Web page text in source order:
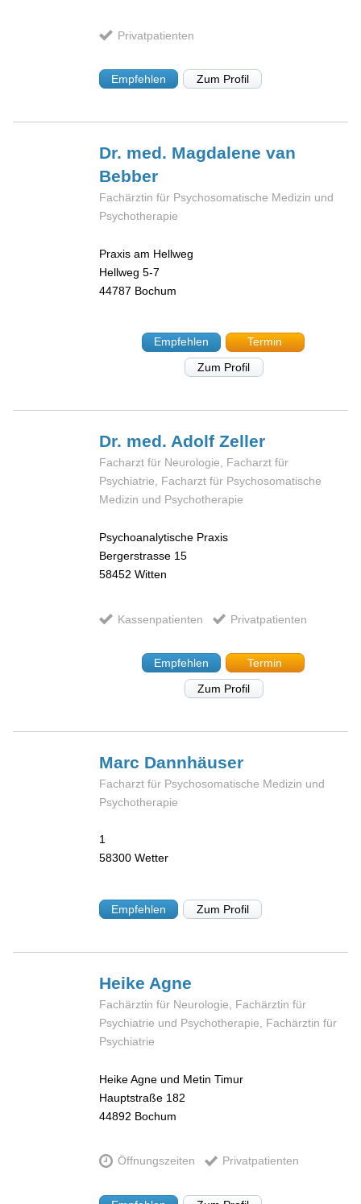
Privatpatienten
Empfehlen Zum Profil
Dr. med. Magdalenevan
Bebber
Fachärztin für Psychosomatische Medizin und
Psychotherapie
Praxis am Hellweg
Hellweg 5-7
44787 Bochum
Empfehlen
Termin
Zum Profil
Dr. med. AdolfZeller
Facharzt für Neurologie, Facharzt für
Psychiatrie, Facharzt für Psychosomatische
Medizin und Psychotherapie
Psychoanalytische Praxis
Bergerstrasse 15
58452 Witten
Kassenpatienten Privatpatienten
Empfehlen
Termin
Zum Profil
Marc Dannhäuser
Facharzt für Psychosomatische Medizin und
Psychotherapie
1
58300 Wetter
Empfehlen Zum Profil
Heike Agne
Fachärztin für Neurologie, Fachärztin für
Psychiatrie und Psychotherapie, Fachärztin für
Psychiatrie
Heike Agne und Metin Timur
Hauptstraße 182
44892 Bochum
Öffnungszeiten Privatpatienten